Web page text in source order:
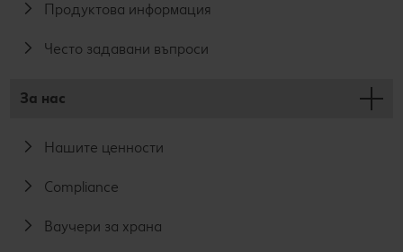
Продуктова информация
Често задавани въпроси
За нас
Нашите ценности
Compliance
Ваучери за храна